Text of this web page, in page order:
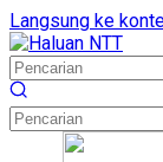
Langsung ke